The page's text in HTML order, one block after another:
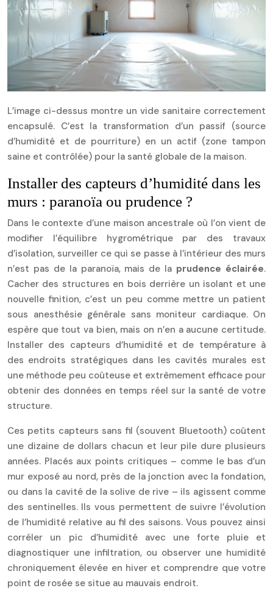
L’image ci-dessus montre un vide sanitaire correctement
encapsulé. C’est la transformation d’un passif (source
d’humidité et de pourriture) en un actif (zone tampon
saine et contrôlée) pour la santé globale de la maison.
Installer des capteurs d’humidité dans les
murs : paranoïa ou prudence ?
Dans le contexte d’une maison ancestrale où l’on vient de
modifier l’équilibre hygrométrique par des travaux
d’isolation, surveiller ce qui se passe à l’intérieur des murs
n’est pas de la paranoïa, mais de la prudence éclairée.
Cacher des structures en bois derrière un isolant et une
nouvelle finition, c’est un peu comme mettre un patient
sous anesthésie générale sans moniteur cardiaque. On
espère que tout va bien, mais on n’en a aucune certitude.
Installer des capteurs d’humidité et de température à
des endroits stratégiques dans les cavités murales est
une méthode peu coûteuse et extrêmement efficace pour
obtenir des données en temps réel sur la santé de votre
structure.
Ces petits capteurs sans fil (souvent Bluetooth) coûtent
une dizaine de dollars chacun et leur pile dure plusieurs
années. Placés aux points critiques – comme le bas d’un
mur exposé au nord, près de la jonction avec la fondation,
ou dans la cavité de la solive de rive – ils agissent comme
des sentinelles. Ils vous permettent de suivre l’évolution
de l’humidité relative au fil des saisons. Vous pouvez ainsi
corréler un pic d’humidité avec une forte pluie et
diagnostiquer une infiltration, ou observer une humidité
chroniquement élevée en hiver et comprendre que votre
point de rosée se situe au mauvais endroit.